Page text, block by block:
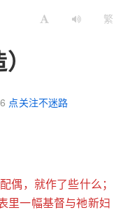
繁
点关注不迷路
偶，就作了些什么；
里一幅基督与祂新妇